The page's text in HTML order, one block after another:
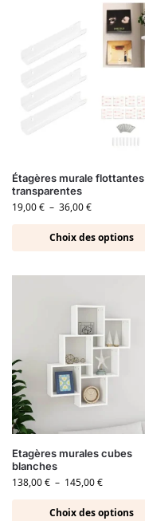
Étagères murale flottantes
transparentes
19,00€ – 36,00€
Choix des options
Etagères murales cubes
blanches
138,00€ – 145,00€
Choix des options